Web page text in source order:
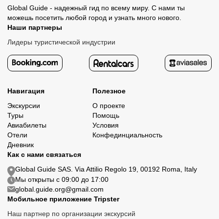
Global Guide - надежный гид по всему миру. С нами ты
можешь посетить любой город и узнать много нового.
Наши партнеры
Лидеры туристической индустрии
Навигация
Экскурсии
Туры
Авиабилеты
Отели
Дневник
Полезное
О проекте
Помощь
Условия
Конфединциальность
Как с нами связаться
Global Guide SAS. Via Attilio Regolo 19, 00192 Roma, Italy
Мы открыты с 09:00 до 17:00
global.guide.org@gmail.com
Мобильное приложение Tripster
Наш партнер по организации экскурсий